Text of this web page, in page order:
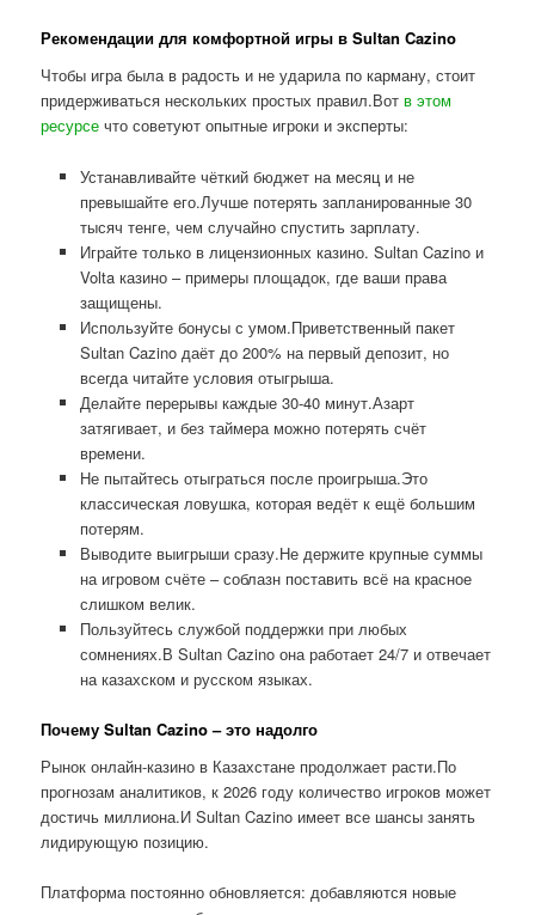
Рекомендации для комфортной игры в Sultan Cazino
Чтобы игра была в радость и не ударила по карману, стоит
придерживаться нескольких простых правил.Вотв этом
ресурсе что советуют опытные игроки и эксперты:
Устанавливайте чёткий бюджет на месяц и не
превышайте его.Лучше потерять запланированные 30
тысяч тенге, чем случайно спустить зарплату.
Играйте только в лицензионных казино. Sultan Cazino и
Volta казино – примеры площадок, где ваши права
защищены.
Используйте бонусы с умом.Приветственный пакет
Sultan Cazino даёт до 200% на первый депозит, но
всегда читайте условия отыгрыша.
Делайте перерывы каждые 30-40 минут.Азарт
затягивает, и без таймера можно потерять счёт
времени.
Не пытайтесь отыграться после проигрыша.Это
классическая ловушка, которая ведёт к ещё большим
потерям.
Выводите выигрыши сразу.Не держите крупные суммы
на игровом счёте – соблазн поставить всё на красное
слишком велик.
Пользуйтесь службой поддержки при любых
сомнениях.В Sultan Cazino она работает 24/7 и отвечает
на казахском и русском языках.
Почему Sultan Cazino – это надолго
Рынок онлайн-казино в Казахстане продолжает расти.По
прогнозам аналитиков, к 2026 году количество игроков может
достичь миллиона.И Sultan Cazino имеет все шансы занять
лидирующую позицию.
Платформа постоянно обновляется: добавляются новые